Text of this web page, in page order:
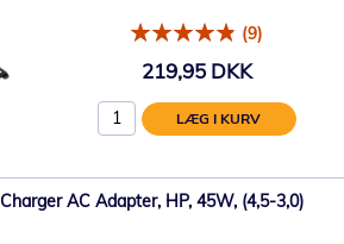
(9)
219,95 DKK
LÆG I KURV
AC Adapter, HP, 45W, (4,5-3,0)